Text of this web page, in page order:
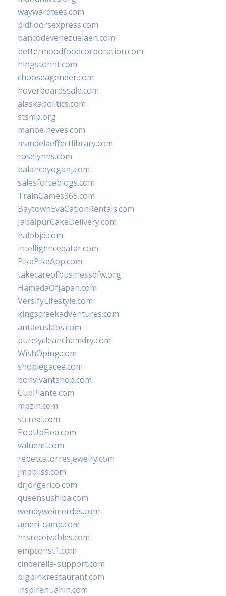
waywardtees.com
pidfloorsexpress.com
bancodevenezuelaen.com
bettermoodfoodcorporation.com
hingstonnt.com
chooseagender.com
hoverboardssale.com
alaskapolitics.com
stsmp.org
manoelneves.com
mandelaeffectlibrary.com
roselynns.com
balanceyoganj.com
salesforceblogs.com
TrainGames365.com
BaytownEvaCationRentals.com
JabalpurCakeDelivery.com
halobjd.com
intelligenceqatar.com
PikaPikaApp.com
takecareofbusinessdfw.org
HamadaOfJapan.com
VersifyLifestyle.com
kingscreekadventures.com
antaeuslabs.com
purelycleanchemdry.com
WishOping.com
shoplegacee.com
bonvivantshop.com
CupPlante.com
mpzin.com
stcreal.com
PopUpFlea.com
valueml.com
rebeccatorresjewelry.com
jmpbliss.com
drjorgerico.com
queensushipa.com
wendyweimerdds.com
ameri-camp.com
hrsreceivables.com
empconst1.com
cinderella-support.com
bigpinkrestaurant.com
inspirehuahin.com